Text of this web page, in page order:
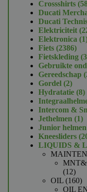
Crossshirts
Ducati
Ducati
Elektriciteit
Elektronica 1
Fiets 23862386
Fietskleding
Gebruikte
Gereedschap
Gordel 22
Hydratatie 88
Intercom &
Jethelmen 11
Junior helmen
Kneesliders
LIQUIDS &
1212
OIL 160160
OIL